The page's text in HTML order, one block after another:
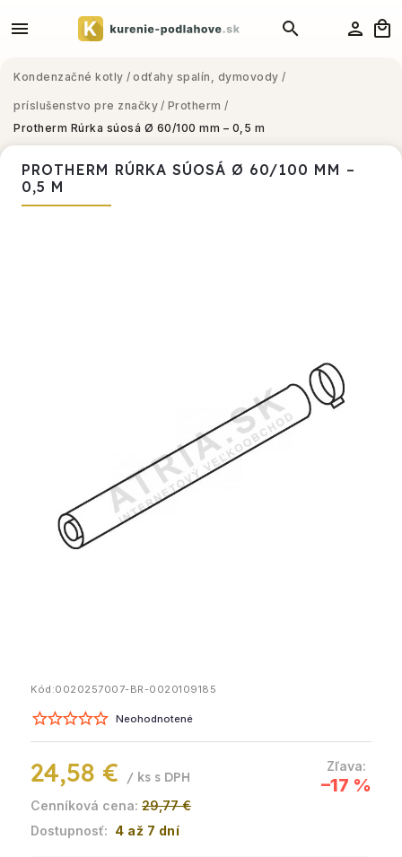
Kondenzačné kotly / odťahy spalín, dymovody /
príslušenstvo pre značky / Protherm /
Protherm Rúrka súosá Ø 60/100 mm – 0,5 m
PROTHERM RÚRKA SÚOSÁ Ø 60/100 MM –
0,5 M
Kód:0020257007-BR-0020109185
Neohodnotené
29,77 €
–17 %
24,58 € / ks
4 až 7 dní